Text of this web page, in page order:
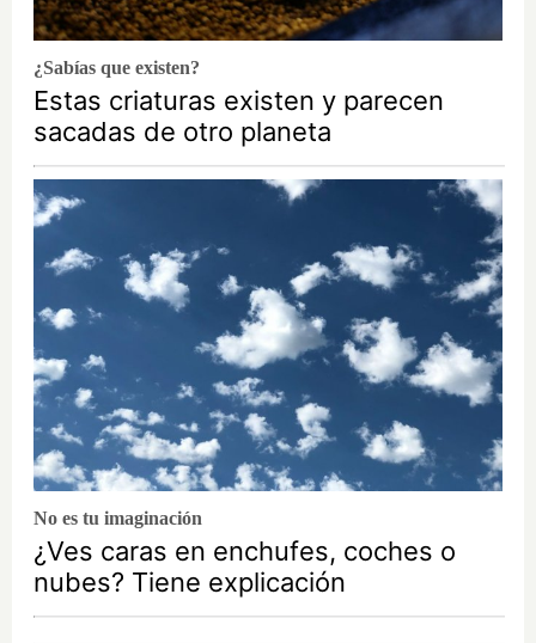
¿Sabías que existen?
Estas criaturas existen y parecen
sacadas de otro planeta
No es tu imaginación
¿Ves caras en enchufes, coches o
nubes? Tiene explicación